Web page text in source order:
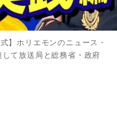
式】ホリエモンのニュース・
て放送局と総務省・政府